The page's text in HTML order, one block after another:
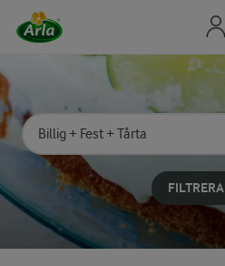
Sök på kategori eller ingrediens
Skriv in sökord för att få förslag
FILTRERA